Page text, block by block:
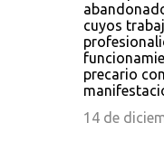
cuyos
precario
14 de